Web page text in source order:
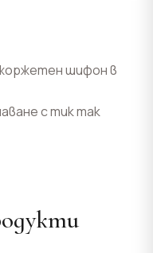
шифон в
с тик так